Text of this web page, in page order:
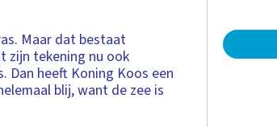
Maar dat bestaat
zijn tekening nu ook
Dan heeft Koning Koos een
blij, want de zee is